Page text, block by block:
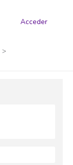
Acceder